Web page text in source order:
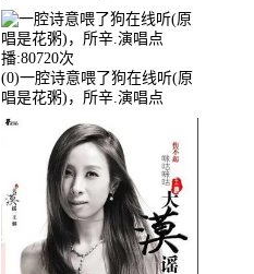
播:159722次
(0)一腔诗意喂了狗在线听(原
唱是花粥)，所辛.演唱点
播:80720次